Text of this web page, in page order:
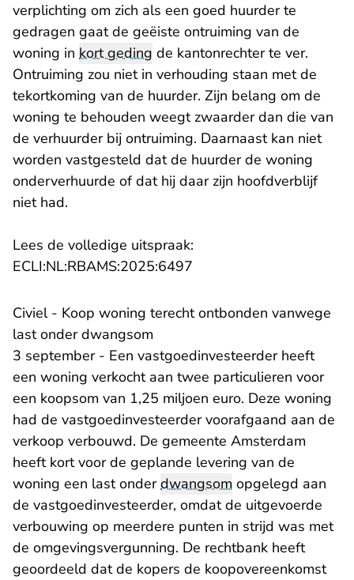
verplichting om zich als een goed huurder te
gedragen gaat de geëiste ontruiming van de
woning in kort geding de kantonrechter te ver.
Ontruiming zou niet in verhouding staan met de
tekortkoming van de huurder. Zijn belang om de
woning te behouden weegt zwaarder dan die van
de verhuurder bij ontruiming. Daarnaast kan niet
worden vastgesteld dat de huurder de woning
onderverhuurde of dat hij daar zijn hoofdverblijf
niet had.
Lees de volledige uitspraak:
ECLI:NL:RBAMS:2025:6497
Civiel - Koop woning terecht ontbonden vanwege
last onder dwangsom
3 september - Een vastgoedinvesteerder heeft
een woning verkocht aan twee particulieren voor
een koopsom van 1,25 miljoen euro. Deze woning
had de vastgoedinvesteerder voorafgaand aan de
verkoop verbouwd. De gemeente Amsterdam
heeft kort voor de geplande levering van de
woning een last onderdwangsom opgelegd aan
de vastgoedinvesteerder, omdat de uitgevoerde
verbouwing op meerdere punten in strijd was met
de omgevingsvergunning. De rechtbank heeft
geoordeeld dat de kopers de koopovereenkomst